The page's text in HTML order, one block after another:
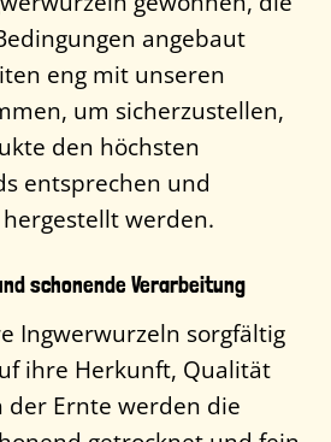
angebaut
eng mit unseren
um sicherzustellen,
den höchsten
entsprechen und
werden.
schonende Verarbeitung
Ingwerwurzeln sorgfältig
ihre Herkunft, Qualität
der Ernte werden die